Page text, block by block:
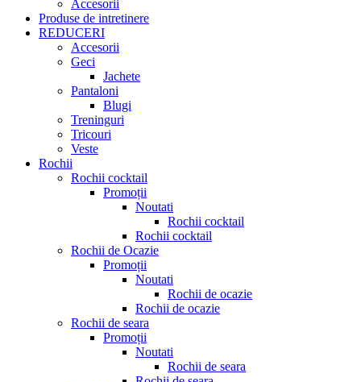
Accesorii
Produse de intretinere
REDUCERI
Accesorii
Geci
Jachete
Pantaloni
Blugi
Treninguri
Tricouri
Veste
Rochii
Rochii cocktail
Promoții
Noutati
Rochii cocktail
Rochii cocktail
Rochii de Ocazie
Promoții
Noutati
Rochii de ocazie
Rochii de ocazie
Rochii de seara
Promoții
Noutati
Rochii de seara